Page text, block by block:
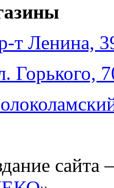
т Ленина,
Горького,
сайта